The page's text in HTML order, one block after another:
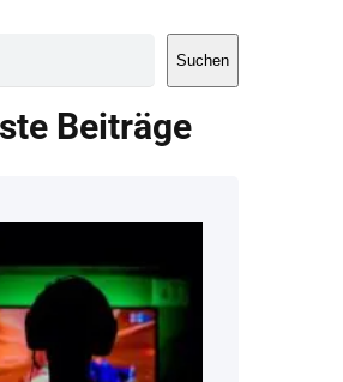
Suchen
Beiträge